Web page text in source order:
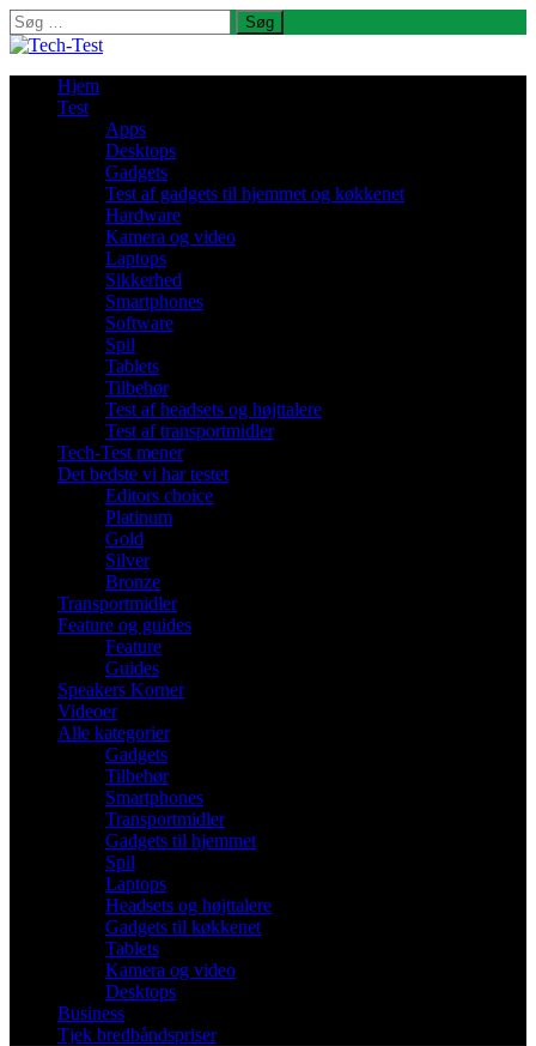
Søg
efter:
Hjem
Test
Apps
Desktops
Gadgets
Test af gadgets til hjemmet og køkkenet
Hardware
Kamera og video
Laptops
Sikkerhed
Smartphones
Software
Spil
Tablets
Tilbehør
Test af headsets og højttalere
Test af transportmidler
Tech-Test mener
Det bedste vi har testet
Editors choice
Platinum
Gold
Silver
Bronze
Transportmidler
Feature og guides
Feature
Guides
Speakers Korner
Videoer
Alle kategorier
Gadgets
Tilbehør
Smartphones
Transportmidler
Gadgets til hjemmet
Spil
Laptops
Headsets og højttalere
Gadgets til køkkenet
Tablets
Kamera og video
Desktops
Business
Tjek bredbåndspriser